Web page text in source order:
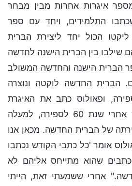
איגרות אחרות מבין מבחר
התלמידים, ויחד עם ספר
הכול יחד ליצירת הברית
שילבו בין הברית הישנה לחדשה
הברית הישנה והחדשה המשולב
הברית החדשה לוקטה ונוצרה
שנת 300 לספירה, ופאולוס כתב את האיגרת
השנייה אל טימותיוס אחרי שנת 60 לספירה, למעלה
יצירתה של הברית החדשה. מכאן אנו
אומר 'כל כתבי הקודש נכתבו
שהוא מתייחס אליהם לא
אחרי ששמעתי זאת, הייתי